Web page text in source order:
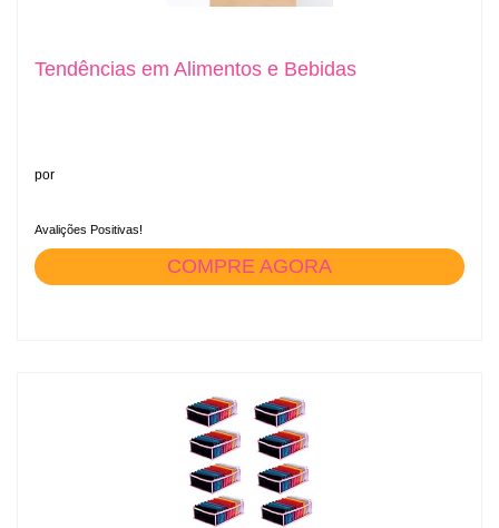
Tendências em Alimentos e Bebidas
por
Avalições Positivas!
COMPRE AGORA